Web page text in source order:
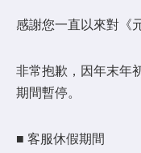
感謝您一直以來對《
非常抱歉，因年末年
期間暫停。
■ 客服休假期間